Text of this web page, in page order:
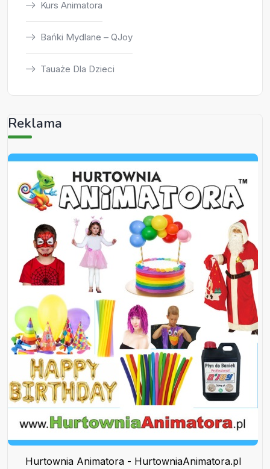
Kurs Animatora
Bańki Mydlane – QJoy
Tauaże Dla Dzieci
Reklama
Hurtownia Animatora - HurtowniaAnimatora.pl